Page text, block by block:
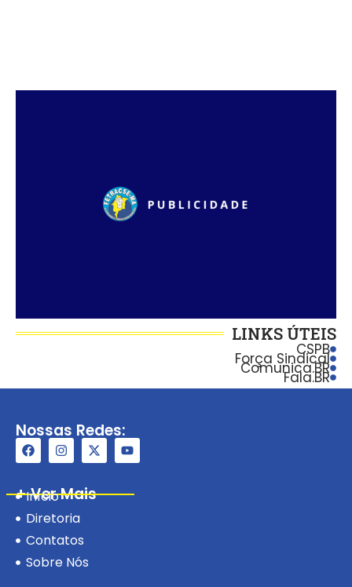
LINKS ÚTEIS
CSPB
Força Sindical
Comunica.BR
Fala.BR
Nossas Redes:
+ Ver Mais
Início
Diretoria
Contatos
Sobre Nós